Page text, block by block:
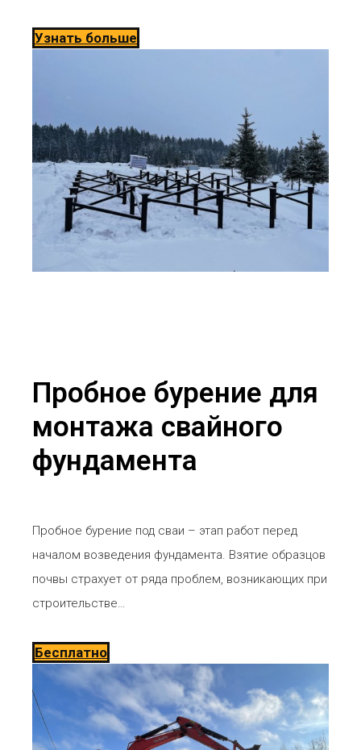
Узнать больше
Пробное бурение для
монтажа свайного
фундамента
Пробное бурение под сваи – этап работ перед
началом возведения фундамента. Взятие образцов
почвы страхует от ряда проблем, возникающих при
строительстве…
Бесплатно